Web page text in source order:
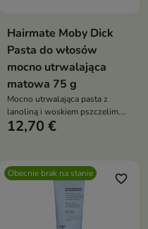
Hairmate Moby Dick
Pasta do włosów
mocno utrwalająca
matowa 75 g
Mocno utrwalająca pasta z
lanoliną i woskiem pszczelim.
Matowe wykończenie,
12,70 €
Obecnie brak na stanie favorite_border